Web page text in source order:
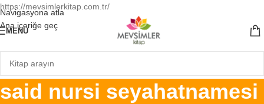
https://mevsimlerkitap.com.tr/
Navigasyona atla
Ana içeriğe geç
MENÜ
said nursi seyahatnamesi